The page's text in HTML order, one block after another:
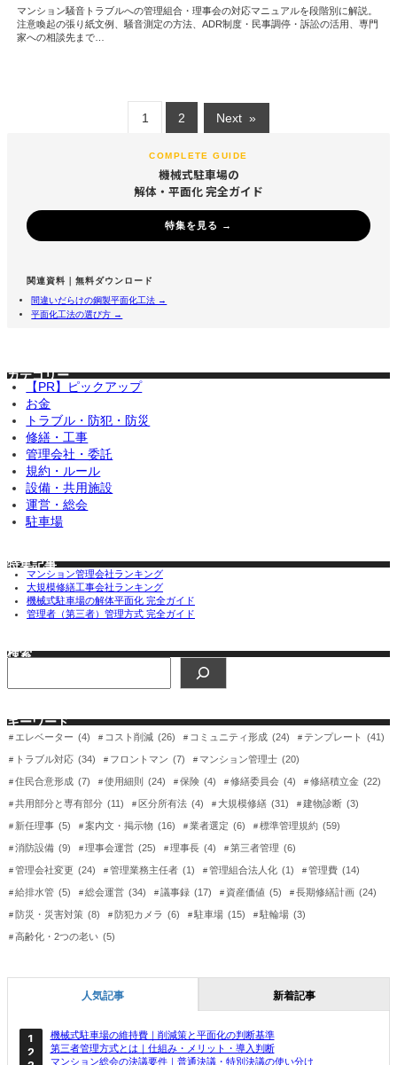
マンション騒音トラブルへの管理組合・理事会の対応マニュアルを段階別に解説。
注意喚起の張り紙文例、騒音測定の方法、ADR制度・民事調停・訴訟の活用、専門
家への相談先まで…
1 2 Next »
COMPLETE GUIDE
機械式駐車場の
解体・平面化 完全ガイド
特集を見る →
関連資料｜無料ダウンロード
間違いだらけの鋼製平面化工法 →
平面化工法の選び方 →
カテゴリー
【PR】ピックアップ
お金
トラブル・防犯・防災
修繕・工事
管理会社・委託
規約・ルール
設備・共用施設
運営・総会
駐車場
特集記事
マンション管理会社ランキング
大規模修繕工事会社ランキング
機械式駐車場の解体平面化 完全ガイド
管理者（第三者）管理方式 完全ガイド
検索
キーワード
エレベーター (4) コスト削減 (26) コミュニティ形成 (24) テンプレート (41)
トラブル対応 (34) フロントマン (7) マンション管理士 (20)
住民合意形成 (7) 使用細則 (24) 保険 (4) 修繕委員会 (4) 修繕積立金 (22)
共用部分と専有部分 (11) 区分所有法 (4) 大規模修繕 (31) 建物診断 (3)
新任理事 (5) 案内文・掲示物 (16) 業者選定 (6) 標準管理規約 (59)
消防設備 (9) 理事会運営 (25) 理事長 (4) 第三者管理 (6)
管理会社変更 (24) 管理業務主任者 (1) 管理組合法人化 (1) 管理費 (14)
給排水管 (5) 総会運営 (34) 議事録 (17) 資産価値 (5) 長期修繕計画 (24)
防災・災害対策 (8) 防犯カメラ (6) 駐車場 (15) 駐輪場 (3)
高齢化・2つの老い (5)
人気記事 新着記事
機械式駐車場の維持費｜削減策と平面化の判断基準
第三者管理方式とは｜仕組み・メリット・導入判断
マンション総会の決議要件｜普通決議・特別決議の使い分け